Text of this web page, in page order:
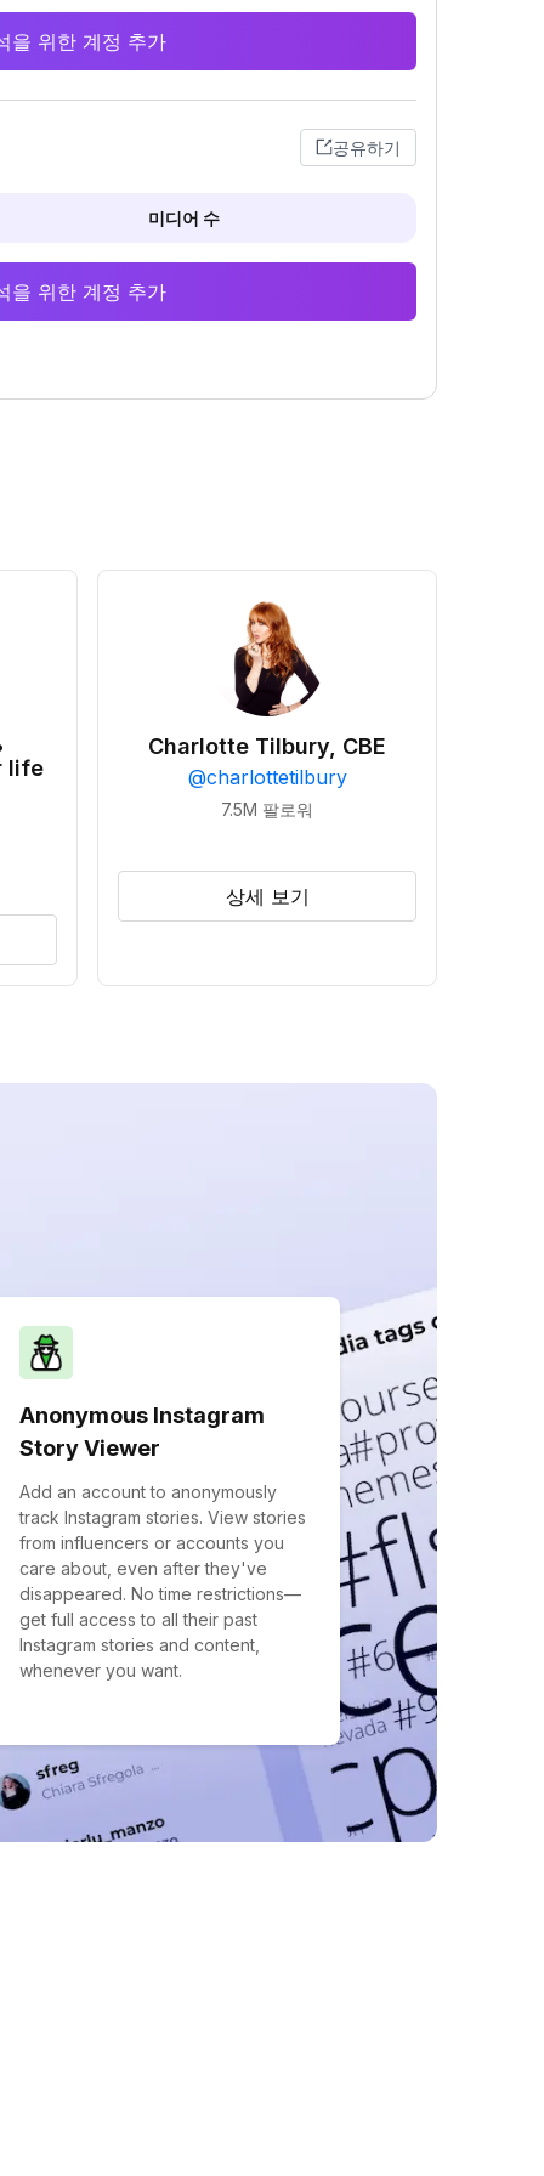
을 위한 계정 추가
공유하기
미디어 수
을 위한 계정 추가
life
Charlotte Tilbury, CBE
@charlottetilbury
7.5M 팔로워
상세 보기
Anonymous Instagram
Story Viewer
Add an account to anonymously
track Instagram stories. View stories
from influencers or accounts you
care about, even after they've
disappeared. No time restrictions—
get full access to all their past
Instagram stories and content,
whenever you want.